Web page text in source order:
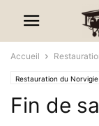
Accueil
Restauration du Norvigie
Fin de